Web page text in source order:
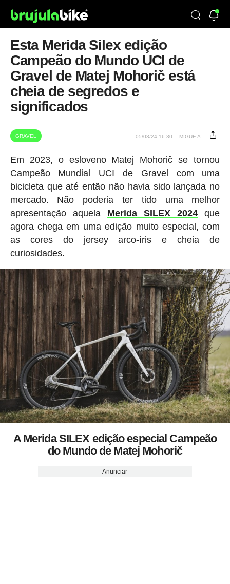
Esta Merida Silex edição
Campeão do Mundo UCI de
Gravel de Matej Mohorič está
cheia de segredos e
significados
GRAVEL 05/03/24 16:30 MIGUE A.
Em 2023, o esloveno Matej Mohorič se tornou
Campeão Mundial UCI de Gravel com uma
bicicleta que até então não havia sido lançada no
mercado. Não poderia ter tido uma melhor
apresentação aquela Merida SILEX 2024 que
agora chega em uma edição muito especial, com
as cores do jersey arco-íris e cheia de
curiosidades.
A Merida SILEX edição especial Campeão
do Mundo de Matej Mohorič
Anunciar